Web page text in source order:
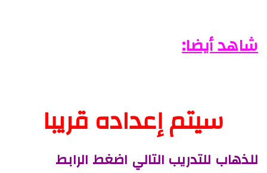
شاهد أيضا:
سيتم إعداده قريبا
للذهاب للتدريب التالي اضغط الرابط